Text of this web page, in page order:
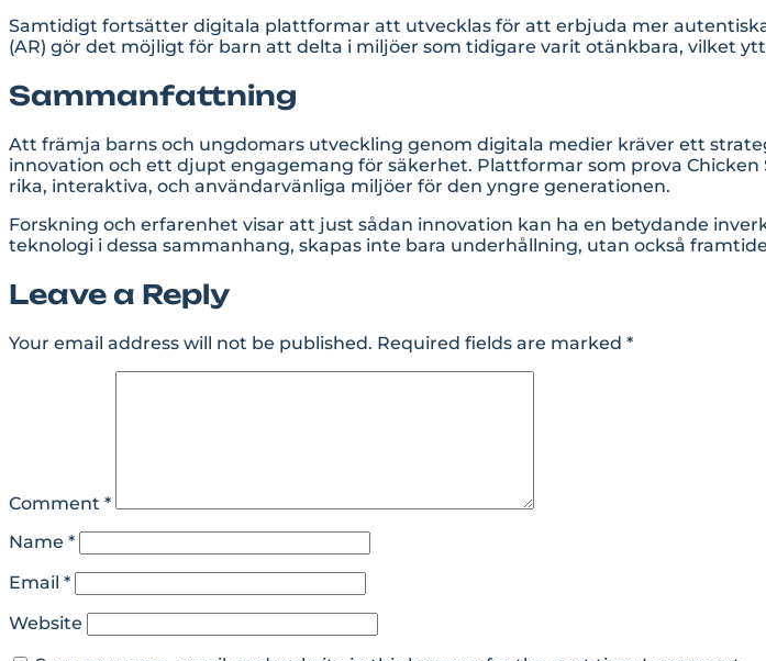
Samtidigt fortsätter digitala plattformar att utvecklas för att erbjuda mer
(AR) gör det möjligt för barn att delta i miljöer som tidigare varit otänkbara, vilket
Sammanfattning
Att främja barns och ungdomars utveckling genom digitala medier kräver ett
innovation och ett djupt engagemang för säkerhet. Plattformar som prova
rika, interaktiva, och användarvänliga miljöer för den yngre generationen.
Forskning och erfarenhet visar att just sådan innovation kan ha en betydande
teknologi i dessa sammanhang, skapas inte bara underhållning, utan också
Leave a Reply
Your email address will not be published. Required fields are marked *
Comment *
Name *
Email *
Website